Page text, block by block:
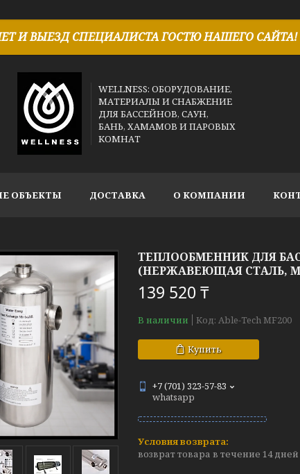
И ВЫЕЗД СПЕЦИАЛИСТА ГОСТЮ НАШЕГО САЙТА!
WELLNESS: ОБОРУДОВАНИЕ,
МАТЕРИАЛЫ И СНАБЖЕНИЕ
ДЛЯ БАССЕЙНОВ, САУН,
БАНЬ, ХАМАМОВ И ПАРОВЫХ
КОМНАТ
ОБЪЕКТЫ ДОСТАВКА О КОМПАНИИ
ТЕПЛООБМЕННИК ДЛЯ
(НЕРЖАВЕЮЩАЯ СТАЛЬ,
139 520 ₸
В наличии Код: Able-Tech MF200
Купить
+7 (701) 323-57-83
whatsapp
возврат товара в течение 14 дней